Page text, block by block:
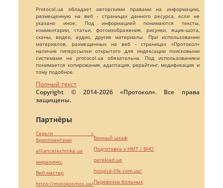
Protocol.ua обладает авторскими правами на информацию,
размещенную на веб - страницах данного ресурса, если не
указано иное. Под информацией понимаются тексты,
комментарии, статьи, фотоизображения, рисунки, ящик-шота,
сканы, видео, аудио, другие материалы. При использовании
материалов, размещенных на веб - страницах «Протокол»
наличие гиперссылки открытого для индексации поисковыми
системами на protocol.ua обязательна. Под использованием
понимается копирования, адаптация, рерайтинг, модификация и
тому подобное.
Полный текст
Copyright © 2014-2026 «Протокол». Все права
защищены.
Партнёры
Серьги с
бриллиантами
alliancetechnika.ua
миралинкс
Веб мастер
https://motokosmos.ua/
Винный шкаф
Подготовка к НМТ / ВНО
pereklad.ua
hospice-life.com.ua/
Перевозка больных